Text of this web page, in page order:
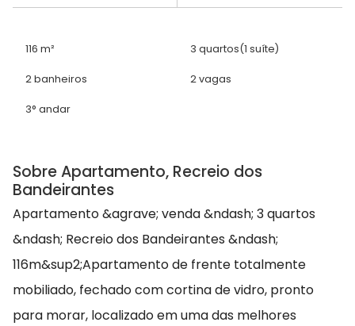
116 m² 3 quartos(1 suíte)
2 banheiros 2 vagas
3° andar
Sobre Apartamento, Recreio dos
Bandeirantes
Apartamento &agrave; venda &ndash; 3 quartos
&ndash; Recreio dos Bandeirantes &ndash;
116m&sup2;Apartamento de frente totalmente
mobiliado, fechado com cortina de vidro, pronto
para morar, localizado em uma das melhores